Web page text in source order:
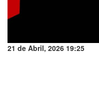
21 de Abril, 2026 19:25